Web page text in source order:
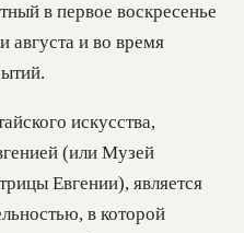
в первое воскресенье
августа и во время
искусства,
(или Музей
Евгении), является
в которой